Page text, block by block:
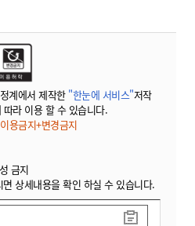
계에서 제작한 "한눈에 서비스"저작
따라 이용 할 수 있습니다.
용금지+변경금지
금지
상세내용을 확인 하실 수 있습니다.